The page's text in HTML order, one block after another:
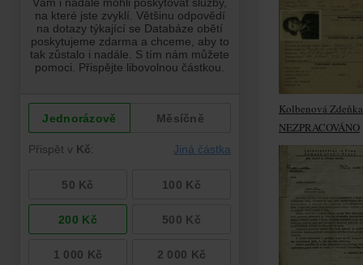
Kolbenová
NEZPRACOVÁNO